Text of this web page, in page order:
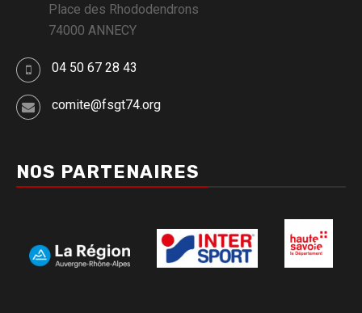
Place des Rhododendrons
74000 ANNECY
04 50 67 28 43
comite@fsgt74.org
NOS PARTENAIRES